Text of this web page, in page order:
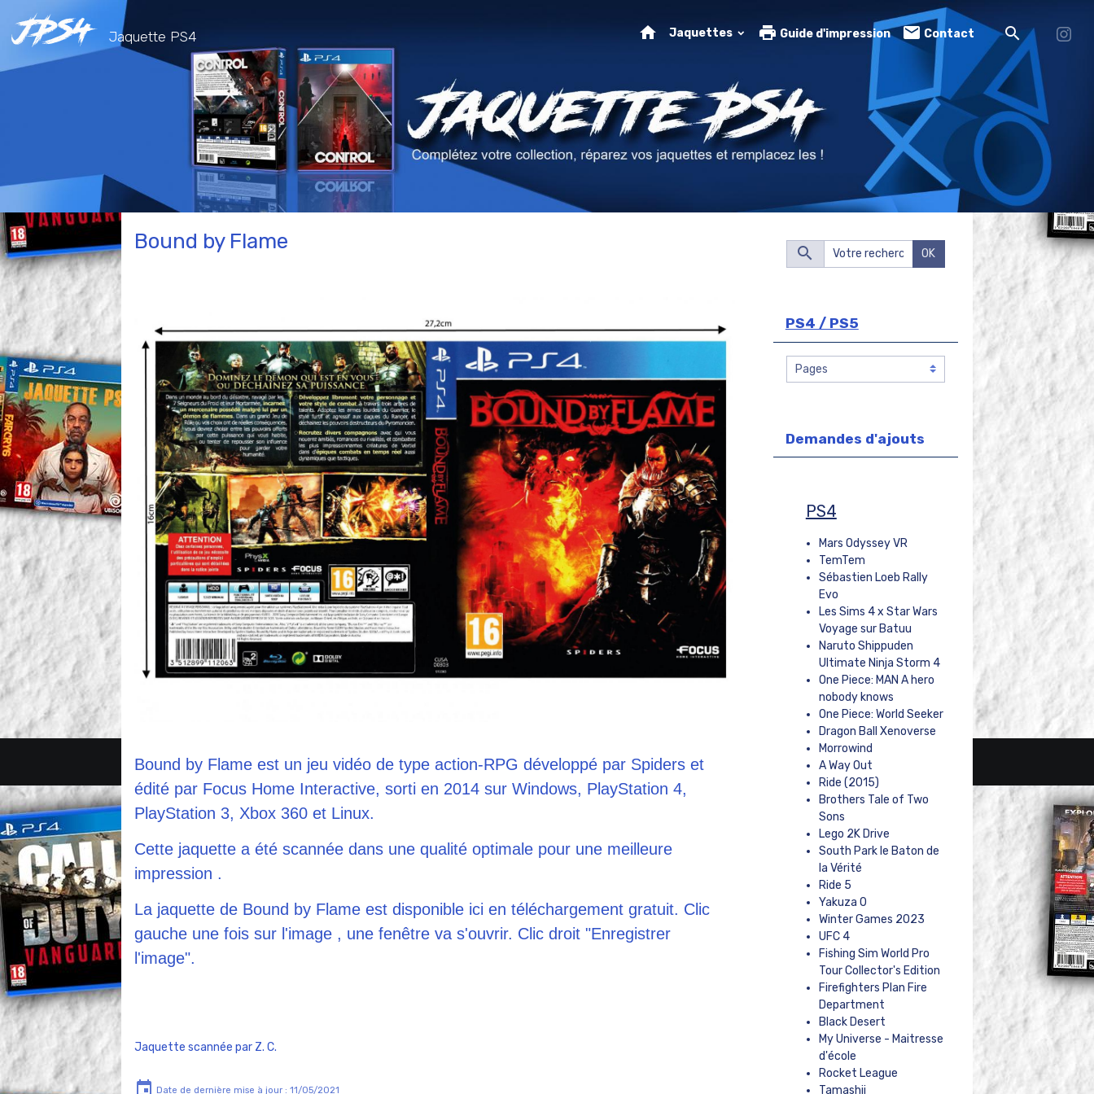
Jaquette PS4 Jaquettes Guide d'impression Contact
Bound by Flame
Bound by Flame est un jeu vidéo de type action-RPG développé par Spiders et
édité par Focus Home Interactive, sorti en 2014 sur Windows, PlayStation 4,
PlayStation 3, Xbox 360 et Linux.
Cette jaquette a été scannée dans une qualité optimale pour une meilleure
impression .
La jaquette de Bound by Flame est disponible ici en téléchargement gratuit. Clic
gauche une fois sur l'image , une fenêtre va s'ouvrir. Clic droit "Enregistrer
l'image".
Jaquette scannée par Z. C.
Date de dernière mise à jour : 11/05/2021
OK
PS4 / PS5
Demandes d'ajouts
PS4
Mars Odyssey VR
TemTem
Sébastien Loeb Rally
Evo
Les Sims 4 x Star Wars
Voyage sur Batuu
Naruto Shippuden
Ultimate Ninja Storm 4
One Piece: MAN A hero
nobody knows
One Piece: World Seeker
Dragon Ball Xenoverse
Morrowind
A Way Out
Ride (2015)
Brothers Tale of Two
Sons
Lego 2K Drive
South Park le Baton de
la Vérité
Ride 5
Yakuza 0
Winter Games 2023
UFC 4
Fishing Sim World Pro
Tour Collector's Edition
Firefighters Plan Fire
Department
Black Desert
My Universe - Maitresse
d'école
Rocket League
Tamashii